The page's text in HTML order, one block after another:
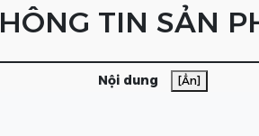
TIN SẢN
Nội dung [Ẩn]